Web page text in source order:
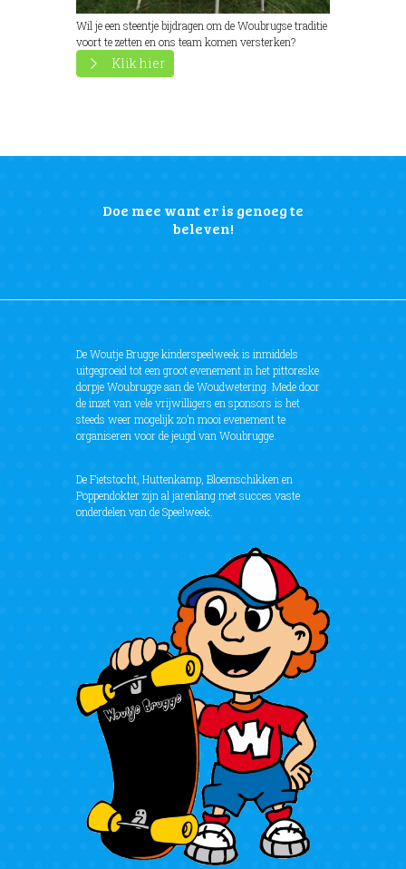
Wil je een steentje bijdragen om de Woubrugse traditie
voort te zetten en ons team komen versterken?
Klik hier
Doe mee want er is genoeg te
beleven!
De Woutje Brugge kinderspeelweek is inmiddels
uitgegroeid tot een groot evenement in het pittoreske
dorpje Woubrugge aan de Woudwetering. Mede door
de inzet van vele vrijwilligers en sponsors is het
steeds weer mogelijk zo’n mooi evenement te
organiseren voor de jeugd van Woubrugge.
De Fietstocht, Huttenkamp, Bloemschikken en
Poppendokter zijn al jarenlang met succes vaste
onderdelen van de Speelweek.